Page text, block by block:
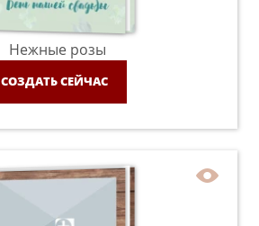
Нежные розы
СОЗДАТЬ СЕЙЧАС